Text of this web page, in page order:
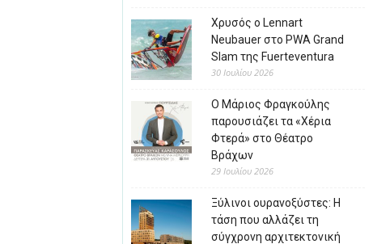
Χρυσός ο Lennart
Neubauer στο PWA Grand
Slam της Fuerteventura
30 Ιουλίου 2026
Ο Μάριος Φραγκούλης
παρουσιάζει τα «Χέρια
Φτερά» στο Θέατρο
Βράχων
29 Ιουλίου 2026
Ξύλινοι ουρανοξύστες: Η
τάση που αλλάζει τη
σύγχρονη αρχιτεκτονική